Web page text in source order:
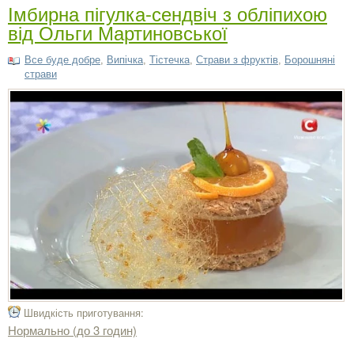
Імбирна пігулка-сендвіч з обліпихою
від Ольги Мартиновської
Все буде добре, Випічка, Тістечка, Страви з фруктів, Борошняні
страви
Швидкість приготування:
Нормально (до 3 годин)